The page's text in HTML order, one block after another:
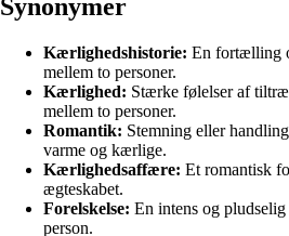
Synonymer
Kærlighedshistorie: En fortælling
mellem to personer.
Kærlighed: Stærke følelser af
mellem to personer.
Romantik: Stemning eller
varme og kærlige.
Kærlighedsaffære: Et romantisk
ægteskabet.
Forelskelse: En intens og
person.